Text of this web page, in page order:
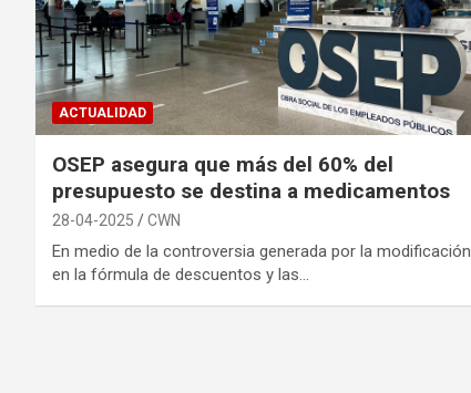
ACTUALIDAD
OSEP asegura que más del 60% del
presupuesto se destina a medicamentos
28-04-2025 CWN
En medio de la controversia generada por la modificación
en la fórmula de descuentos y las…